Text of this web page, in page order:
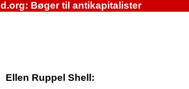
Bøger til antikapitalister
Ellen Ruppel Shell: